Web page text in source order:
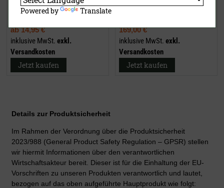
ab14,95 €
inklusive MwSt. exkl.
Versandkosten
Jetzt kaufen
169,00 €
inklusive MwSt. exkl.
Versandkosten
Jetzt kaufen
Details zur Produktsicherheit
Im Rahmen der Verordnung über die Produktsicherheit
2023/988 (General Product Safety Regulation – GPSR) stellen
wir hiermit Informationen über den verantwortlichen
Wirtschaftsakteur bereit. Dieser ist für die Einhaltung der EU-
Vorschriften zu unseren Produkten verantwortlich und lautet,
bezogen auf das oben aufgeführte Hauptprodukt wie folgt:
Powered by Translate